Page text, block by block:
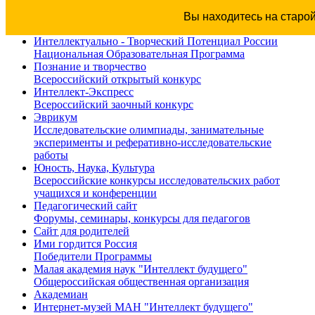
Вы находитесь на
Интеллектуально - Творческий Потенциал России
Национальная Образовательная Программа
Познание и творчество
Всероссийский открытый конкурс
Интеллект-Экспресс
Всероссийский заочный конкурс
Эврикум
Исследовательские олимпиады, занимательные
эксперименты и реферативно-исследовательские
работы
Юность, Наука, Культура
Всероссийские конкурсы исследовательских работ
учащихся и конференции
Педагогический сайт
Форумы, семинары, конкурсы для педагогов
Сайт для родителей
Ими гордится Россия
Победители Программы
Малая академия наук "Интеллект будущего"
Общероссийская общественная организация
Академиан
Интернет-музей МАН "Интеллект будущего"